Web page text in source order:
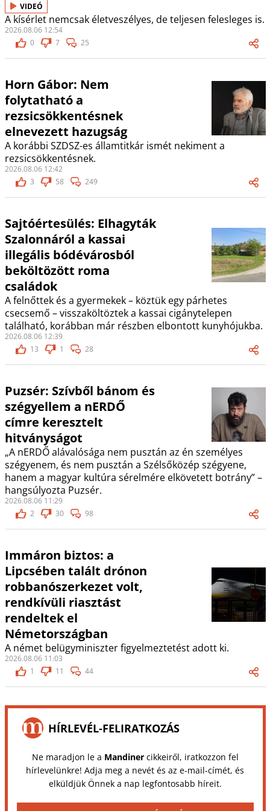
VIDEÓ
A kísérlet nemcsak életveszélyes, de teljesen felesleges is.
2026.08.06 12:54
0
7 25
Horn Gábor: Nem
folytatható a
rezsicsökkentésnek
elnevezett hazugság
A korábbi SZDSZ-es államtitkár ismét nekiment a
rezsicsökkentésnek.
2026.08.06 12:42
3
58 249
Sajtóértesülés: Elhagyták
Szalonnáról a kassai
illegális bódévárosból
beköltözött roma
családok
A felnőttek és a gyermekek – köztük egy párhetes
csecsemő – visszaköltöztek a kassai cigánytelepen
található, korábban már részben elbontott kunyhójukba.
2026.08.06 12:39
13
1 28
Puzsér: Szívből bánom és
szégyellem a nERDŐ
címre keresztelt
hitványságot
„A nERDŐ alávalósága nem pusztán az én személyes
szégyenem, és nem pusztán a Szélsőközép szégyene,
hanem a magyar kultúra sérelmére elkövetett botrány” –
hangsúlyozta Puzsér.
2026.08.06 11:29
2
30 98
Immáron biztos: a
Lipcsében talált drónon
robbanószerkezet volt,
rendkívüli riasztást
rendeltek el
Németországban
A német belügyminiszter figyelmeztetést adott ki.
2026.08.06 11:03
1
11 44
HÍRLEVÉL-FELIRATKOZÁS
Ne maradjon le a Mandinercikkeiről, iratkozzon fel
hírlevelünkre! Adja meg a nevét és az e-mail-címét, és
elküldjük Önnek a nap legfontosabb híreit.